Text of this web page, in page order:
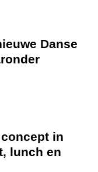
Danse
in
lunch en